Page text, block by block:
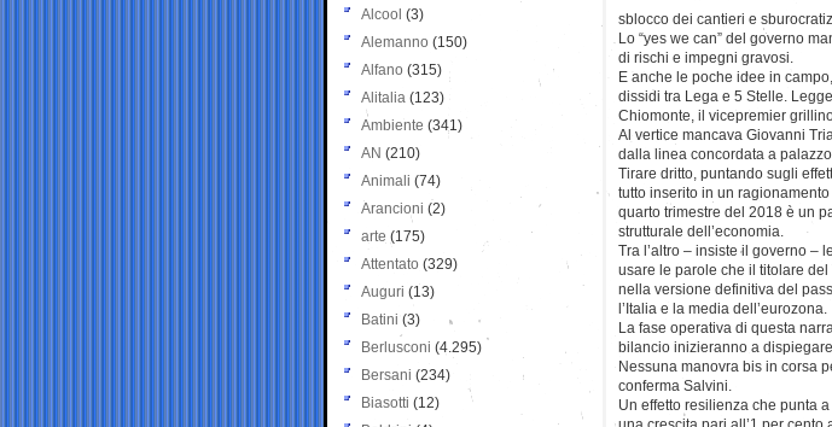
sblocco dei cantieri e
Lo “yes we can” del governo
di rischi e impegni gravosi.
E anche le poche idee in
dissidi tra Lega e 5 Stelle.
Chiomonte, il vicepremier
Al vertice mancava Giovanni
dalla linea concordata a
Tirare dritto, puntando sugli
tutto inserito in un
quarto trimestre del 2018 è un
strutturale dell’economia.
Tra l’altro – insiste il governo –
usare le parole che il titolare
nella versione definitiva del
l’Italia e la media dell’eurozona.
La fase operativa di questa
bilancio inizieranno a
Nessuna manovra bis in corsa
conferma Salvini.
Un effetto resilienza che punta
Alcool (3)
Alemanno (150)
Alfano (315)
Alitalia (123)
Ambiente (341)
AN (210)
Animali (74)
Arancioni (2)
arte (175)
Attentato (329)
Auguri (13)
Batini (3)
Berlusconi (4.295)
Bersani (234)
Biasotti (12)